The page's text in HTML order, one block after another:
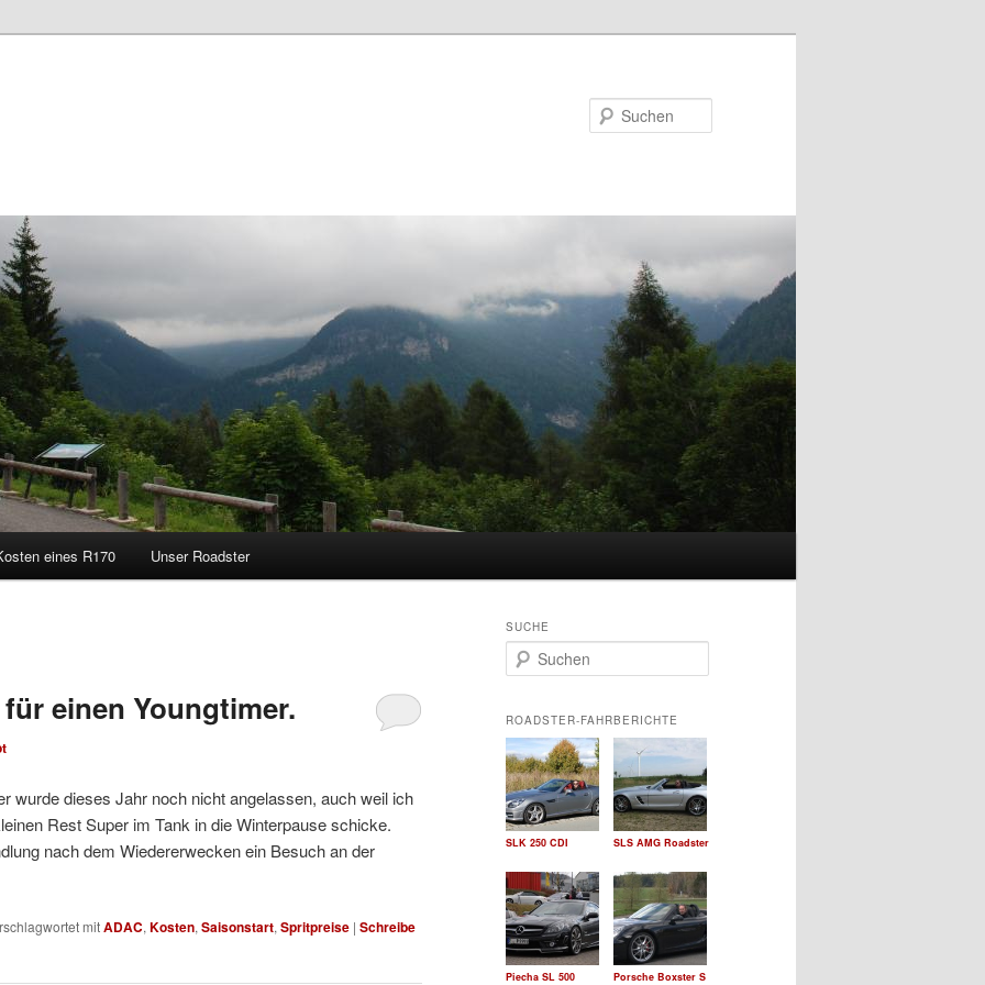
eines R170 Unser Roadster
einen Youngtimer.
wurde dieses Jahr noch nicht angelassen, auch weil ich
Rest Super im Tank in die Winterpause schicke.
nach dem Wiedererwecken ein Besuch an der
mitADAC, Kosten, Saisonstart, Spritpreise | Schreibe
SUCHE
u
h
e
n
ROADSTER-FAHRBERICHTE
SLK 250 CDI SLS AMG Roadster
Piecha SL 500 Porsche Boxster S